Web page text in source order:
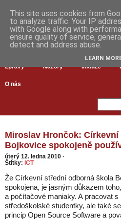
Zprávy Názory Inkluze
O nás
Miroslav Hrončok:
Bojkovice spokojeně
úterý 12. ledna 2010 ·
Štítky: ICT
Že Církevní střední odborná škola
spokojena, je jasným důkazem
a počítačové maniaky. A pracovat
středoškolské studentky, ale také
princip Open Source Software a
This site uses cookies from
to analyze traffic. Your IP
with Google along with
ensure quality of service,
detect and address abuse.
LEARN